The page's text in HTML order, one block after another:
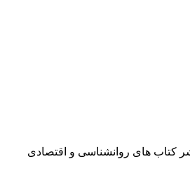
کتاب های روانشناسی و اقتصادی